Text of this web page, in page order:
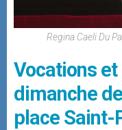
Regina Caeli Du
Vocations
dimanche
place Saint-